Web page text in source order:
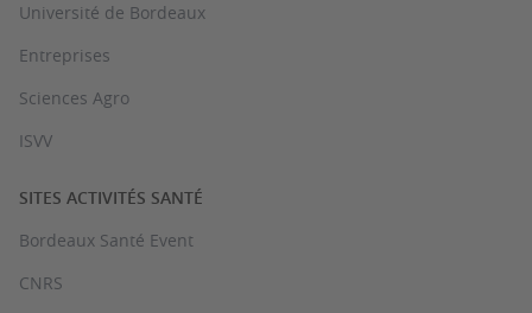
Université de Bordeaux
Entreprises
Sciences Agro
ISVV
SITES ACTIVITÉS SANTÉ
Bordeaux Santé Event
CNRS